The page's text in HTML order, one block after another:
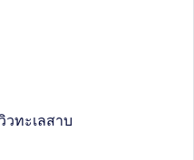
วทะเลสาบ